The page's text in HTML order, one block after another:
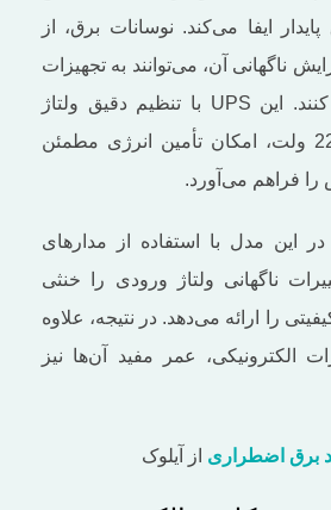
ایفا می‌کند. نوسانات برق، از
ناگهانی آن، می‌توانند به تجهیزات
حساس آسیب وارد کنند. این UPS با تنظیم دقیق ولتاژ
خروجی در سطح 220 ولت، امکان تأمین انرژی مطمئن
فراهم می‌آورد.
در این مدل با استفاده از مدارهای
ناگهانی ولتاژ ورودی را خنثی
را ارائه می‌دهد. در نتیجه، علاوه
الکترونیکی، عمر مفید آن‌ها نیز
برق اضطراری از آیلوک